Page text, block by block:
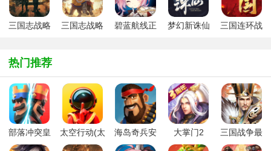
三国志战略
三国志战略
碧蓝航线正
梦幻新诛仙
三国连环战
热门推荐
部落冲突皇
室战争官方
太空行动(太
空杀)官方版
海岛奇兵安
卓版
大掌门2
三国战争最
新版